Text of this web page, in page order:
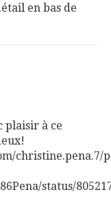
en bas de
plaisir à ce
christine.pena.7/
status/